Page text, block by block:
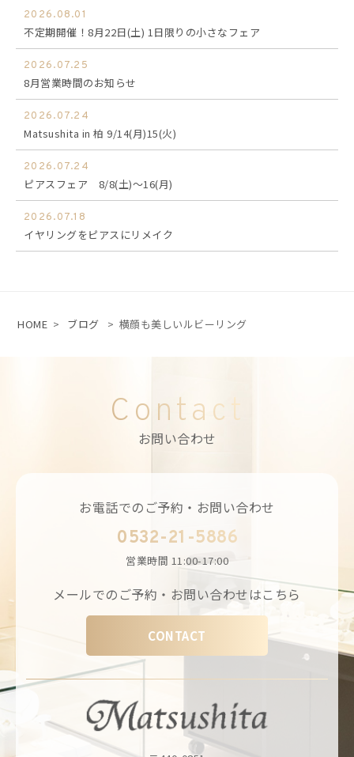
2026.08.01
不定期開催！8月22日(土) 1日限りの小さなフェア
2026.07.25
8月営業時間のお知らせ
2026.07.24
Matsushita in 柏 9/14(月)15(火)
2026.07.24
ピアスフェア 8/8(土)～16(月)
2026.07.18
イヤリングをピアスにリメイク
HOME > ブログ > 横顔も美しいルビーリング
Contact
お問い合わせ
お電話でのご予約・お問い合わせ
0532-21-5886
営業時間 11:00-17:00
メールでのご予約・お問い合わせはこちら
CONTACT